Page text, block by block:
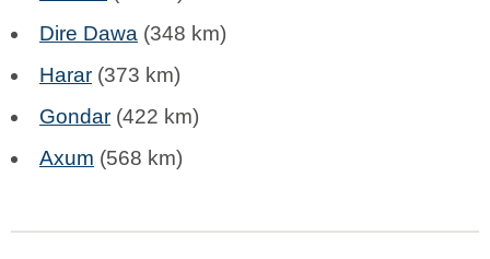
Dire Dawa (348 km)
Harar (373 km)
Gondar (422 km)
Axum (568 km)